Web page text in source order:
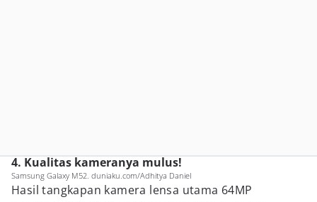
4. Kualitas kameranya mulus!
Samsung Galaxy M52. duniaku.com/Adhitya Daniel
Hasil tangkapan kamera lensa utama 64MP